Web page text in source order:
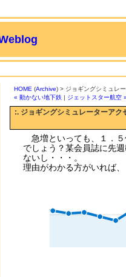
HOME (Archive) > ジョギングシミュレ
« 動かない地下鉄 | ジェットスター航空
:. ジョギングシミュレーターアク
急増といっても、１．
でしょう？某会員誌に先
ないし・・・。
理由がわかる方がいれば